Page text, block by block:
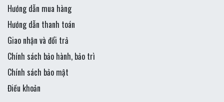
Hướng dẫn mua hàng
Hướng dẫn thanh toán
Giao nhận và đổi trả
Chính sách bảo hành, bảo trì
Chính sách bảo mật
Điều khoản